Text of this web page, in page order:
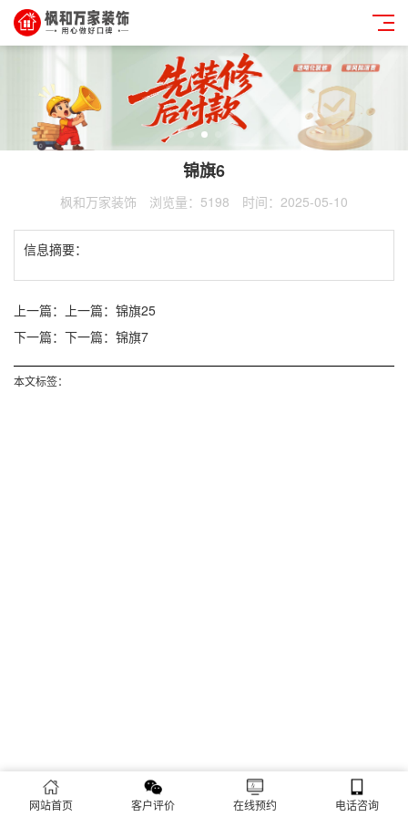
锦旗6
枫和万家装饰 浏览量：5198 时间：2025-05-10
信息摘要：
上一篇：
上一篇：锦旗25
下一篇： 下一篇：锦旗7
本文标签：
网站首页 客户评价 在线预约 电话咨询